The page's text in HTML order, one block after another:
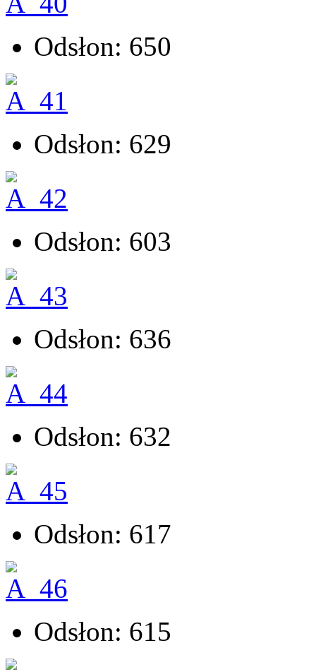
Odsłon: 650
Odsłon: 629
Odsłon: 603
Odsłon: 636
Odsłon: 632
Odsłon: 617
Odsłon: 615